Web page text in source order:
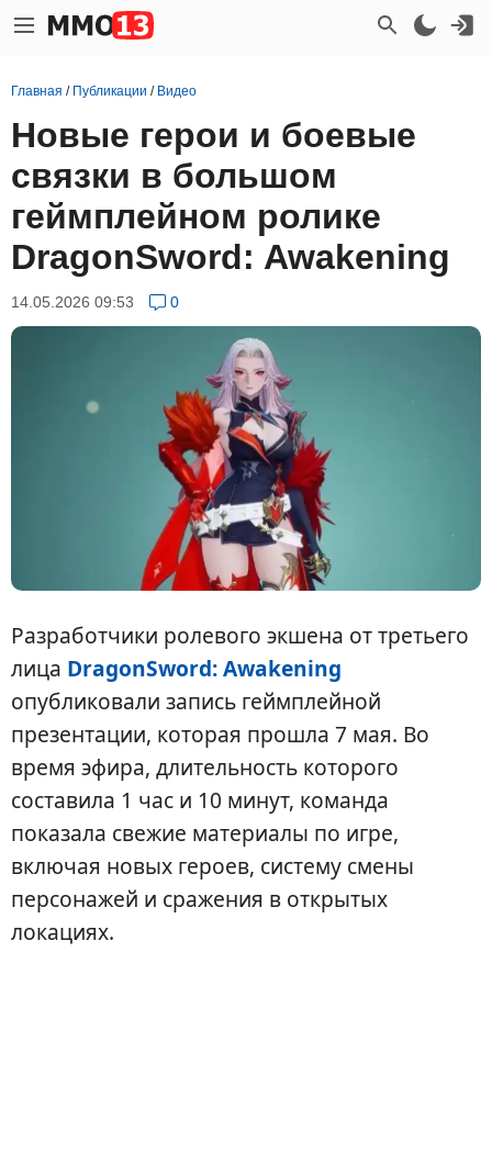
Главная / Публикации / Видео
Новые герои и боевые
связки в большом
геймплейном ролике
DragonSword: Awakening
14.05.2026 09:53 0
Разработчики ролевого экшена от третьего
лица DragonSword: Awakening
опубликовали запись геймплейной
презентации, которая прошла 7 мая. Во
время эфира, длительность которого
составила 1 час и 10 минут, команда
показала свежие материалы по игре,
включая новых героев, систему смены
персонажей и сражения в открытых
локациях.